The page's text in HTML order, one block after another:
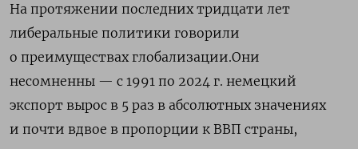
На протяжении последних тридцати лет
либеральные политики говорили
о преимуществах глобализации.Они
несомненны — с 1991 по 2024 г. немецкий
экспорт вырос в 5 раз в абсолютных значениях
и почти вдвое в пропорции к ВВП страны,